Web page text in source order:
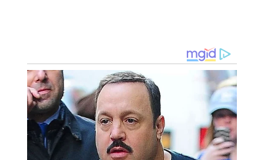
публикуются,
даже
если
принимаются
восторга.
Главный